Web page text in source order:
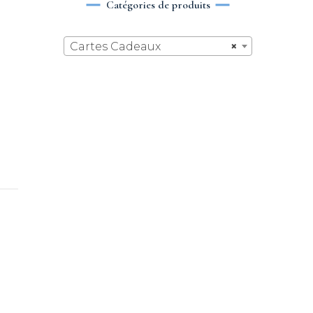
Catégories de produits
×
Cartes Cadeaux